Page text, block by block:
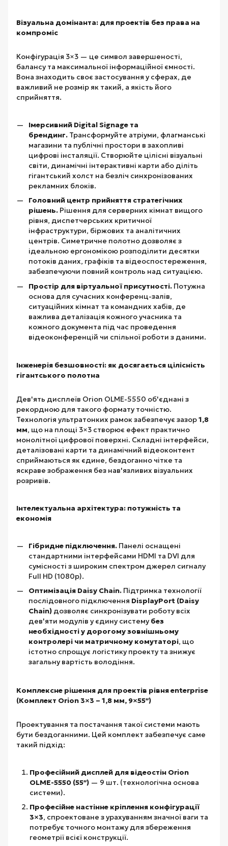
Візуальна домінанта: для проектів без права на
компроміс
Конфігурація 3×3 — це символ завершеності,
балансу та максимальної інформаційної ємності.
Вона знаходить своє застосування у сферах, де
важливий не розмір як такий, а якість його
сприйняття.
Імерсивний Digital Signage та
брендинг. Трансформуйте атріуми, флагманські
магазини та публічні простори в захопливі
цифрові інсталяції. Створюйте цілісні візуальні
світи, динамічні інтерактивні карти або діліть
гігантський холст на безліч синхронізованих
рекламних блоків.
Головний центр прийняття стратегічних
рішень. Рішення для серверних кімнат вищого
рівня, диспетчерських критичної
інфраструктури, біржових та аналітичних
центрів. Симетричне полотно дозволяє з
ідеальною ергономікою розподілити десятки
потоків даних, графіків та відеоспостереження,
забезпечуючи повний контроль над ситуацією.
Простір для віртуальної присутності. Потужна
основа для сучасних конференц-залів,
ситуаційних кімнат та командних хабів, де
важлива деталізація кожного учасника та
кожного документа під час проведення
відеоконференцій чи спільної роботи з даними.
Інженерія безшовності: як досягається цілісність
гігантського полотна
Дев'ять дисплеїв Orion OLME-5550 об'єднані з
рекордною для такого формату точністю.
Технологія ультратонких рамок забезпечує зазор1,8
мм, що на площі 3×3 створює ефект практично
монолітної цифрової поверхні. Складні інтерфейси,
деталізовані карти та динамічний відеоконтент
сприймаються як єдине, бездоганно чітке та
яскраве зображення без нав'язливих візуальних
розривів.
Інтелектуальна архітектура: потужність та
економія
Гібридне підключення. Панелі оснащені
стандартними інтерфейсами HDMI та DVI для
сумісності з широким спектром джерел сигналу
Full HD (1080p).
Оптимізація Daisy Chain. Підтримка технології
послідовного підключення DisplayPort (Daisy
Chain) дозволяє синхронізувати роботу всіх
дев'яти модулів у єдину системубез
необхідності у дорогому зовнішньому
контролері чи матричному комутаторі, що
істотно спрощує логістику проекту та знижує
загальну вартість володіння.
Комплексне рішення для проектів рівня enterprise
(Комплект Orion 3×3 – 1,8 мм, 9×55″)
Проектування та постачання такої системи мають
бути бездоганними. Цей комплект забезпечує саме
такий підхід:
Професійний дисплей для відеостін Orion
OLME-5550 (55″) — 9 шт. (технологічна основа
системи).
Професійне настінне кріплення конфігурації
3×3, спроектоване з урахуванням значної ваги та
потребує точного монтажу для збереження
геометрії всієї конструкції.